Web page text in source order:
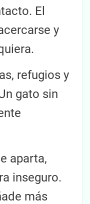
El
y
refugios y
gato sin
aparta,
inseguro.
más